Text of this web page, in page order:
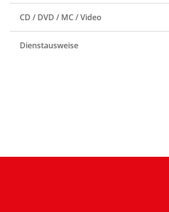
CD / DVD / MC / Video
Dienstausweise